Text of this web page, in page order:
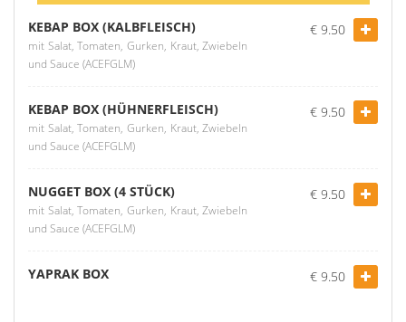
KEBAP BOX (KALBFLEISCH)
mit Salat, Tomaten, Gurken, Kraut, Zwiebeln
und Sauce (ACEFGLM)
€ 9.50
KEBAP BOX (HÜHNERFLEISCH)
mit Salat, Tomaten, Gurken, Kraut, Zwiebeln
und Sauce (ACEFGLM)
€ 9.50
NUGGET BOX (4 STÜCK)
mit Salat, Tomaten, Gurken, Kraut, Zwiebeln
und Sauce (ACEFGLM)
€ 9.50
YAPRAK BOX € 9.50